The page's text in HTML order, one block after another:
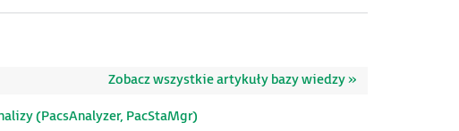
Zobacz wszystkie artykuły bazy wiedzy »
(PacsAnalyzer, PacStaMgr)